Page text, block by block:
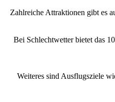
Zahlreiche Attraktionen gibt es
Bei Schlechtwetter bietet das
Weiteres sind Ausflugsziele